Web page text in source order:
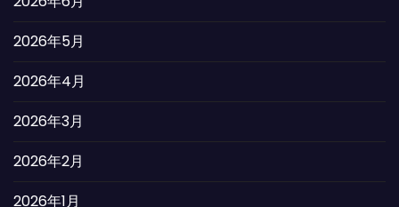
2026年5月
2026年4月
2026年3月
2026年2月
2026年1月